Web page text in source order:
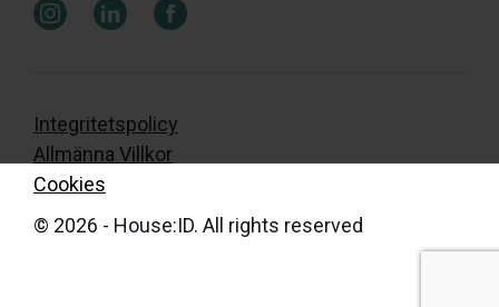
Integritetspolicy
Allmänna Villkor
Cookies
© 2026 - House:ID. All rights reserved